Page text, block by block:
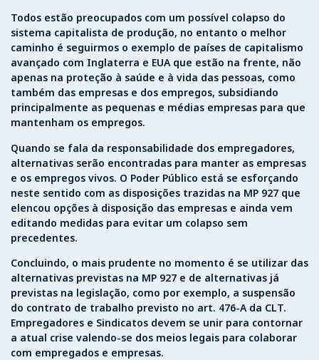
Todos estão preocupados com um possível colapso do
sistema capitalista de produção, no entanto o melhor
caminho é seguirmos o exemplo de países de capitalismo
avançado com Inglaterra e EUA que estão na frente, não
apenas na proteção à saúde e à vida das pessoas, como
também das empresas e dos empregos, subsidiando
principalmente as pequenas e médias empresas para que
mantenham os empregos.
Quando se fala da responsabilidade dos empregadores,
alternativas serão encontradas para manter as empresas
e os empregos vivos. O Poder Público está se esforçando
neste sentido com as disposições trazidas na MP 927 que
elencou opções à disposição das empresas e ainda vem
editando medidas para evitar um colapso sem
precedentes.
Concluindo, o mais prudente no momento é se utilizar das
alternativas previstas na MP 927 e de alternativas já
previstas na legislação, como por exemplo, a suspensão
do contrato de trabalho previsto no art. 476-A da CLT.
Empregadores e Sindicatos devem se unir para contornar
a atual crise valendo-se dos meios legais para colaborar
com empregados e empresas.